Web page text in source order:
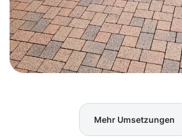
Mehr Umsetzungen